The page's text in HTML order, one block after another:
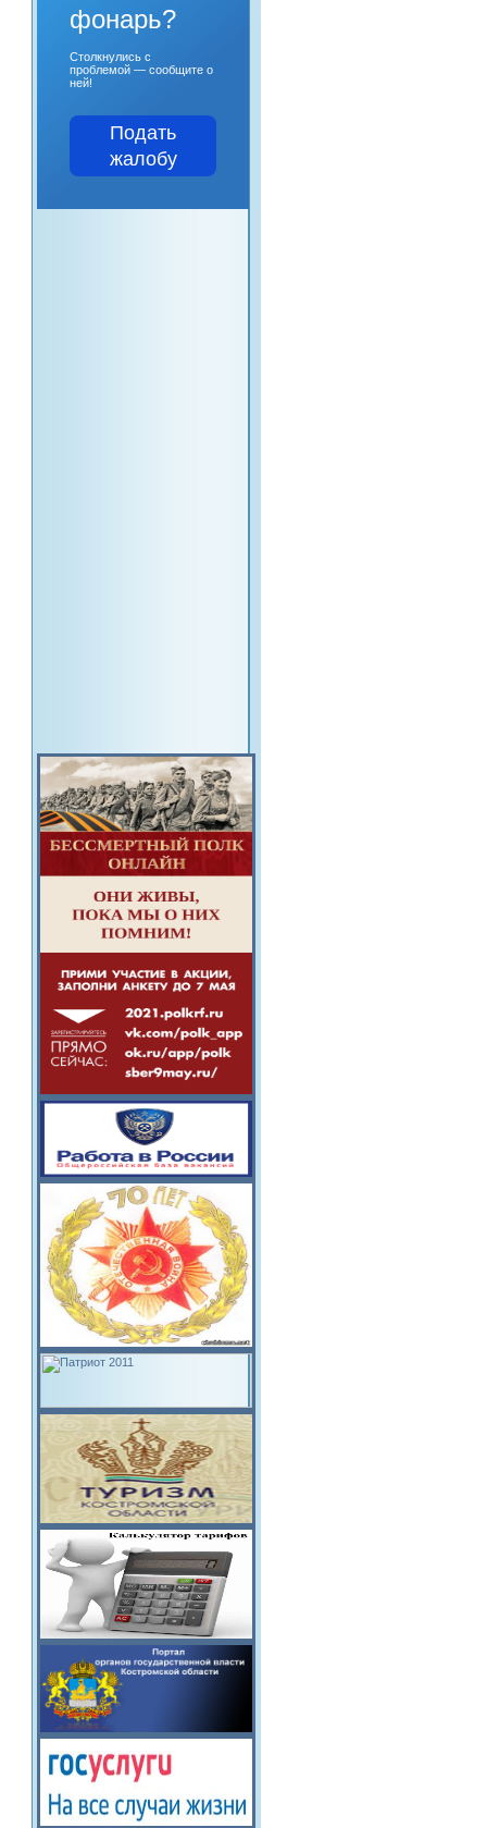
фонарь?
Столкнулись с
проблемой — сообщите о
ней!
Подать
жалобу